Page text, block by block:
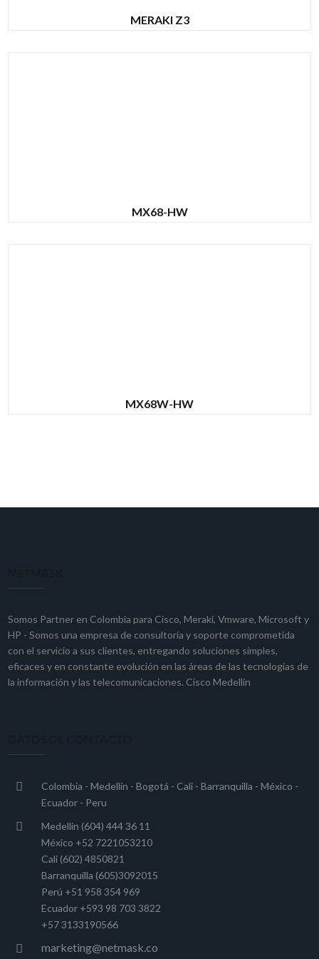
MERAKI Z3
MX68-HW
MX68W-HW
Somos Partner en Colombia para Cisco,Meraki,Vmware,Microsoft y
HP - Somos una empresa de consultoría y soporte comprometida
con el servicio a sus clientes, entregando soluciones simples,
eficaces y en constante evolución en las áreas de las tecnologías de
la información y las telecomunicaciones. Cisco Medellin
Colombia - Medellín - Bogotá - Cali - Barranquilla - México -
Ecuador - Peru
Medellin (604) 444 36 11
México +52 7221053210
Cali (602) 4850821
Barranquilla (605)3092015
Perú +51 958 354 969
Ecuador +593 98 703 3822
+57 3133190566
marketing@netmask.co